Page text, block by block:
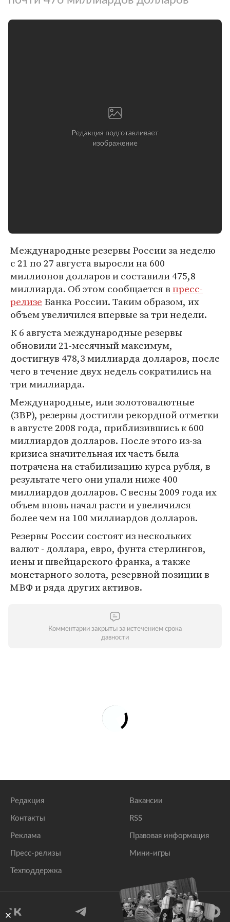
Международные резервы России за неделю
с 21 по 27 августа выросли на 600
миллионов долларов и составили 475,8
миллиарда. Об этом сообщается впресс-
релизе Банка России. Таким образом, их
объем увеличился впервые за три недели.
К 6 августа международные резервы
обновили 21-месячный максимум,
достигнув 478,3 миллиарда долларов, после
чего в течение двух недель сократились на
три миллиарда.
Международные, или золотовалютные
(ЗВР), резервы достигли рекордной отметки
в августе 2008 года, приблизившись к 600
миллиардов долларов. После этого из-за
кризиса значительная их часть была
потрачена на стабилизацию курса рубля, в
результате чего они упали ниже 400
миллиардов долларов. С весны 2009 года их
объем вновь начал расти и увеличился
более чем на 100 миллиардов долларов.
Резервы России состоят из нескольких
валют - доллара, евро, фунта стерлингов,
иены и швейцарского франка, а также
монетарного золота, резервной позиции в
МВФ и ряда других активов.
Комментарии закрыты за истечением срока
давности
Редакция
Контакты
Реклама
Пресс-релизы
Техподдержка
Вакансии
RSS
Правовая информация
Мини-игры